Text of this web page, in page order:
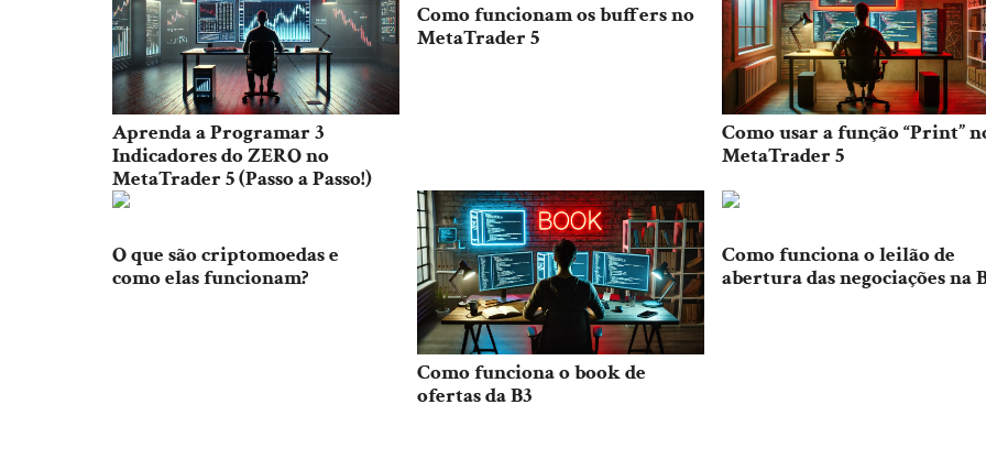
Aprenda a Programar 3
Indicadores do ZERO no
MetaTrader 5 (Passo a Passo!)
Como funcionam os buffers no
MetaTrader 5
Como usar a função “Print”
MetaTrader 5
O que são criptomoedas e
como elas funcionam?
Como funciona o book de
ofertas da B3
Como funciona o leilão de
abertura das negociações na